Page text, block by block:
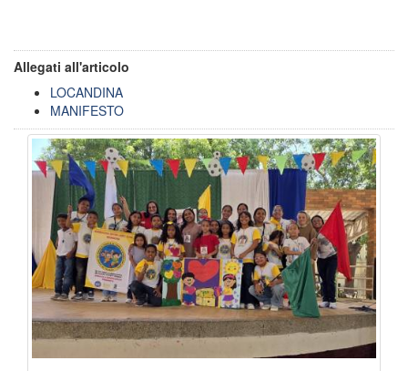
Allegati all'articolo
LOCANDINA
MANIFESTO